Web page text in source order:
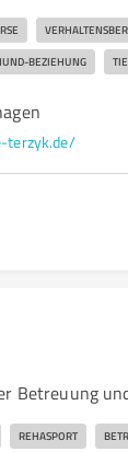
BEZIEHUNG
terzyk.de/
Betreuung
REHASPORT